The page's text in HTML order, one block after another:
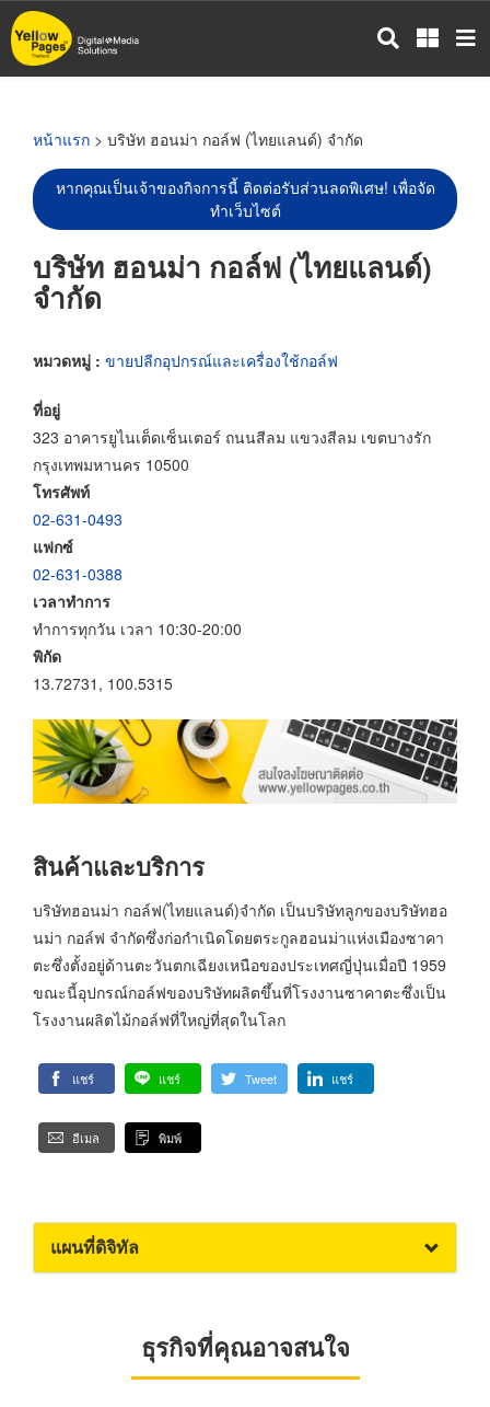
ข้าม
ไป
หน้าแรก > บริษัท ฮอนม่า กอล์ฟ (ไทยแลนด์) จำกัด
หากคุณเป็นเจ้าของกิจการนี้ ติดต่อรับส่วนลดพิเศษ! เพื่อจัด
ทำเว็บไซต์
บริษัท ฮอนม่า กอล์ฟ (ไทยแลนด์)
จำกัด
หมวดหมู่ : ขายปลีกอุปกรณ์และเครื่องใช้กอล์ฟ
ที่อยู่
323 อาคารยูไนเต็ดเซ็นเตอร์ ถนนสีลม แขวงสีลม เขตบางรัก
กรุงเทพมหานคร 10500
โทรศัพท์
02-631-0493
แฟกซ์
02-631-0388
เวลาทำการ
ทำการทุกวัน เวลา 10:30-20:00
พิกัด
13.72731, 100.5315
สินค้าและบริการ
บริษัทฮอนม่า กอล์ฟ(ไทยแลนด์)จำกัด เป็นบริษัทลูกของบริษัทฮอ
นม่า กอล์ฟ จำกัดซึ่งก่อกำเนิดโดยตระกูลฮอนม่าแห่งเมืองซาคา
ตะซึ่งตั้งอยู่ด้านตะวันตกเฉียงเหนือของประเทศญี่ปุ่นเมื่อปี 1959
ขณะนี้อุปกรณ์กอล์ฟของบริษัทผลิตขึ้นที่โรงงานซาคาตะซึ่งเป็น
โรงงานผลิตไม้กอล์ฟที่ใหญ่ที่สุดในโลก
แชร์ แชร์ Tweet แชร์
อีเมล พิมพ์
แผนที่ดิจิทัล
ธุรกิจที่คุณอาจสนใจ